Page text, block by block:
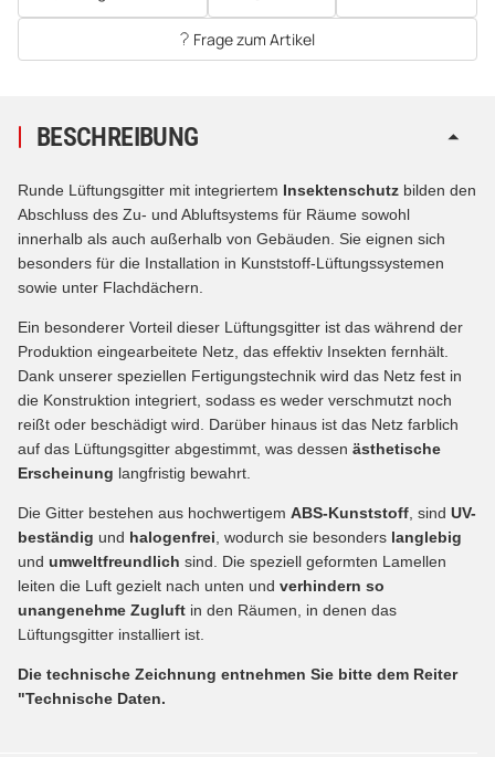
Frage zum Artikel
BESCHREIBUNG
Runde Lüftungsgitter mit integriertem Insektenschutz bilden den
Abschluss des Zu- und Abluftsystems für Räume sowohl
innerhalb als auch außerhalb von Gebäuden. Sie eignen sich
besonders für die Installation in Kunststoff-Lüftungssystemen
sowie unter Flachdächern.
Ein besonderer Vorteil dieser Lüftungsgitter ist das während der
Produktion eingearbeitete Netz, das effektiv Insekten fernhält.
Dank unserer speziellen Fertigungstechnik wird das Netz fest in
die Konstruktion integriert, sodass es weder verschmutzt noch
reißt oder beschädigt wird. Darüber hinaus ist das Netz farblich
auf das Lüftungsgitter abgestimmt, was dessen ästhetische
Erscheinung langfristig bewahrt.
Die Gitter bestehen aus hochwertigem ABS-Kunststoff , sind UV-
beständig und halogenfrei , wodurch sie besonders langlebig
und umweltfreundlich sind. Die speziell geformten Lamellen
leiten die Luft gezielt nach unten und verhindern so
unangenehme Zugluft in den Räumen, in denen das
Lüftungsgitter installiert ist.
Die technische Zeichnung entnehmen Sie bitte dem Reiter
"Technische Daten.